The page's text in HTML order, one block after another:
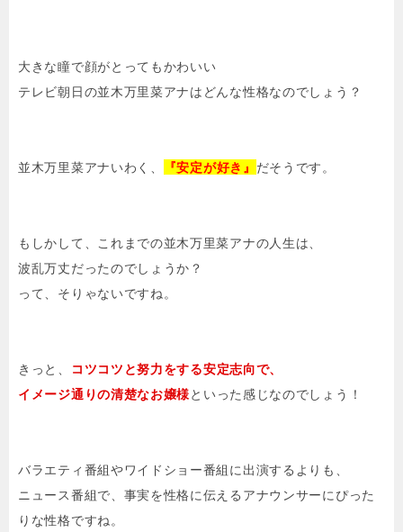
大きな瞳で顔がとってもかわいい
テレビ朝日の並木万里菜アナはどんな性格なのでしょう？
並木万里菜アナいわく、 『安定が好き』 だそうです。
もしかして、これまでの並木万里菜アナの人生は、
波乱万丈だったのでしょうか？
って、そりゃないですね。
きっと、
コツコツと努力をする安定志向で、
イメージ通りの清楚なお嬢様といった感じなのでしょう！
バラエティ番組やワイドショー番組に出演するよりも、
ニュース番組で、事実を性格に伝えるアナウンサーにぴった
りな性格ですね。